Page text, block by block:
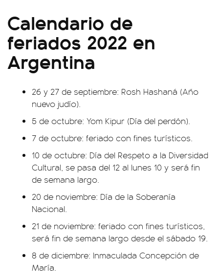
Calendario de
feriados 2022 en
Argentina
26 y 27 de septiembre: Rosh Hashaná (Año
nuevo judío).
5 de octubre: Yom Kipur (Día del perdón).
7 de octubre: feriado con fines turísticos.
10 de octubre: Día del Respeto a la Diversidad
Cultural, se pasa del 12 al lunes 10 y será fin
de semana largo.
20 de noviembre: Día de la Soberanía
Nacional.
21 de noviembre: feriado con fines turísticos,
será fin de semana largo desde el sábado 19.
8 de diciembre: Inmaculada Concepción de
María.